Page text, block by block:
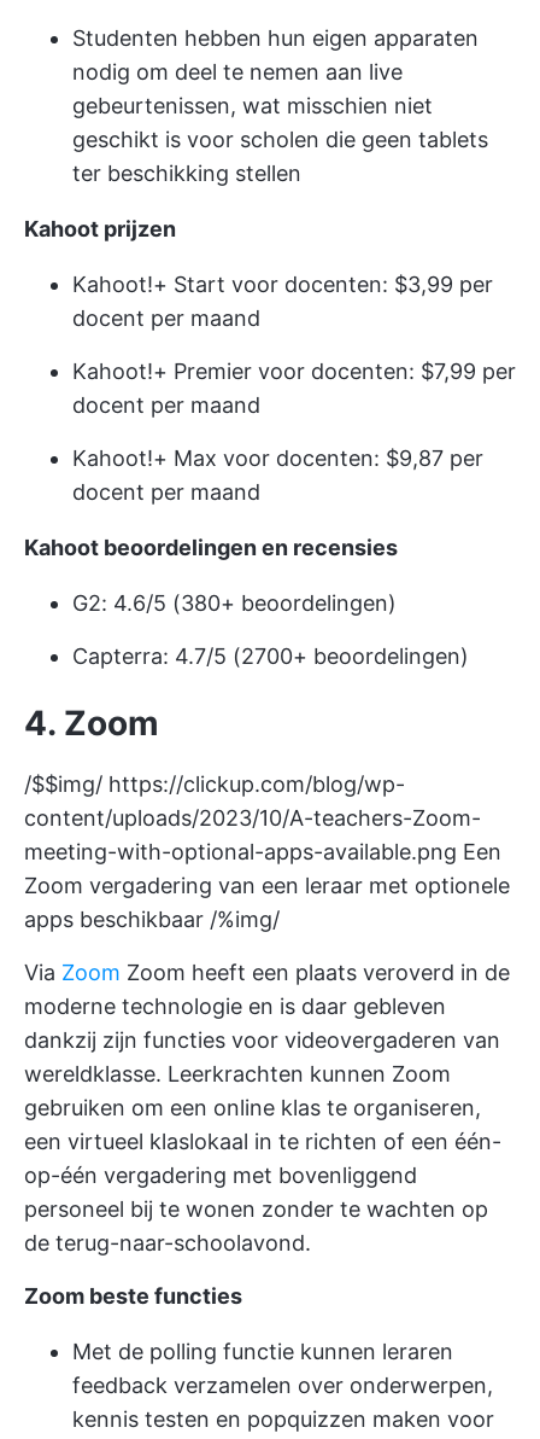
Studenten hebben hun eigen apparaten
nodig om deel te nemen aan live
gebeurtenissen, wat misschien niet
geschikt is voor scholen die geen tablets
ter beschikking stellen
Kahoot prijzen
Kahoot!+ Start voor docenten: $3,99 per
docent per maand
Kahoot!+ Premier voor docenten: $7,99 per
docent per maand
Kahoot!+ Max voor docenten: $9,87 per
docent per maand
Kahoot beoordelingen en recensies
G2: 4.6/5 (380+ beoordelingen)
Capterra: 4.7/5 (2700+ beoordelingen)
4. Zoom
/$$img/ https://clickup.com/blog/wp-
content/uploads/2023/10/A-teachers-Zoom-
meeting-with-optional-apps-available.png Een
Zoom vergadering van een leraar met optionele
apps beschikbaar /%img/
Via Zoom Zoom heeft een plaats veroverd in de
moderne technologie en is daar gebleven
dankzij zijn functies voor videovergaderen van
wereldklasse. Leerkrachten kunnen Zoom
gebruiken om een online klas te organiseren,
een virtueel klaslokaal in te richten of een één-
op-één vergadering met bovenliggend
personeel bij te wonen zonder te wachten op
de terug-naar-schoolavond.
Zoom beste functies
Met de polling functie kunnen leraren
feedback verzamelen over onderwerpen,
kennis testen en popquizzen maken voor